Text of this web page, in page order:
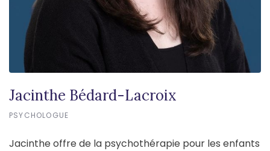
Jacinthe Bédard-Lacroix
PSYCHOLOGUE
Jacinthe offre de la psychothérapie pour les enfants